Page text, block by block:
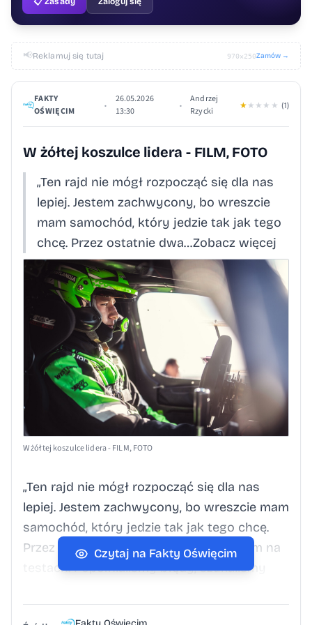
📢Reklamuj się tutaj 970×250Zamów →
FAKTY
OŚWIĘCIM
•
26.05.2026
13:30
•
Andrzej
Rzycki
★ ★ ★ ★ ★ (1)
W żółtej koszulce lidera - FILM, FOTO
„Ten rajd nie mógł rozpocząć się dla nas
lepiej. Jestem zachwycony, bo wreszcie
mam samochód, który jedzie tak jak tego
chcę. Przez ostatnie dwa…Zobacz więcej
W żółtej koszulce lidera - FILM, FOTO
„Ten rajd nie mógł rozpocząć się dla nas
lepiej. Jestem zachwycony, bo wreszcie mam
samochód, który jedzie tak jak tego chcę.
Przez ostatnie dwa lata walczyłem z nim na
testach. Popełnialiśmy błędy, szukaliśmy
czego szukaliśmy” - mówi zwycięzca etapu,
Czytaj na Fakty Oświęcim